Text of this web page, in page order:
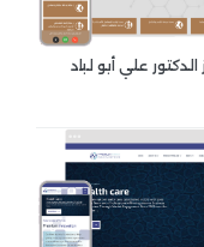
الدكتور علي أبو لباد